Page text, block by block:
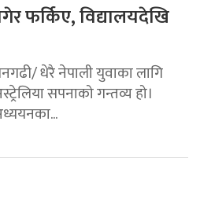
फर्किए, विद्यालयदेखि
धेरै नेपाली युवाका लागि
सपनाको गन्तव्य हो।